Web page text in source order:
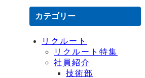
カテゴリー
リクルート
リクルート特集
社員紹介
技術部